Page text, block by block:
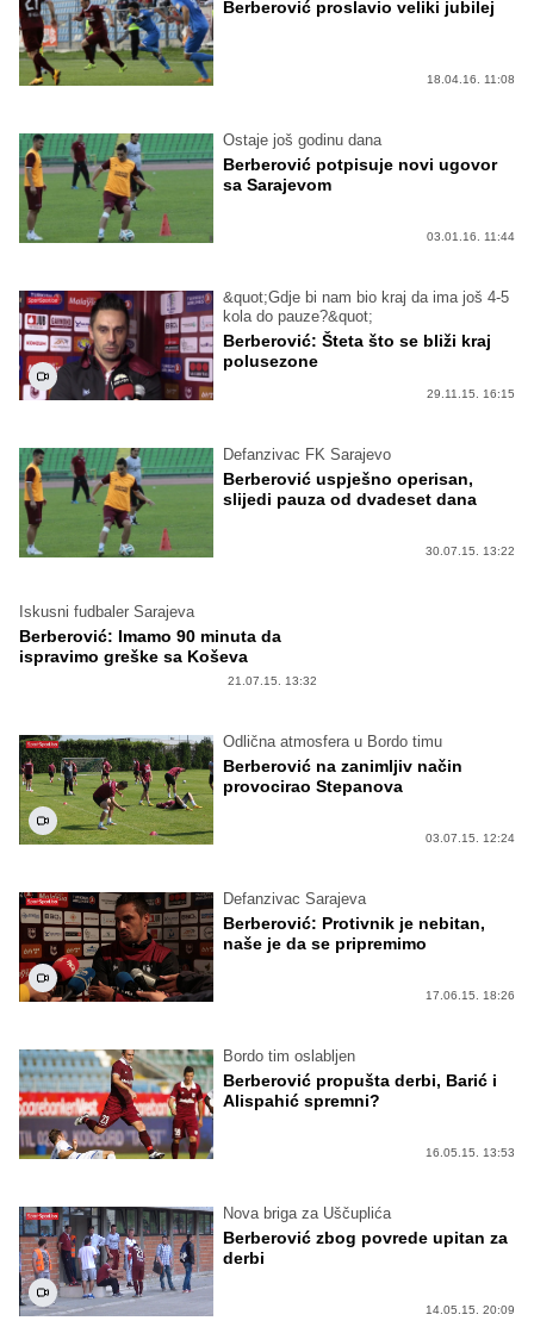
Berberović proslavio veliki jubilej
18.04.16. 11:08
Ostaje još godinu dana
Berberović potpisuje novi ugovor
sa Sarajevom
03.01.16. 11:44
&quot;Gdje bi nam bio kraj da ima još 4-5
kola do pauze?&quot;
Berberović: Šteta što se bliži kraj
polusezone
29.11.15. 16:15
Defanzivac FK Sarajevo
Berberović uspješno operisan,
slijedi pauza od dvadeset dana
30.07.15. 13:22
Iskusni fudbaler Sarajeva
Berberović: Imamo 90 minuta da
ispravimo greške sa Koševa
21.07.15. 13:32
Odlična atmosfera u Bordo timu
Berberović na zanimljiv način
provocirao Stepanova
03.07.15. 12:24
Defanzivac Sarajeva
Berberović: Protivnik je nebitan,
naše je da se pripremimo
17.06.15. 18:26
Bordo tim oslabljen
Berberović propušta derbi, Barić i
Alispahić spremni?
16.05.15. 13:53
Nova briga za Uščuplića
Berberović zbog povrede upitan za
derbi
14.05.15. 20:09